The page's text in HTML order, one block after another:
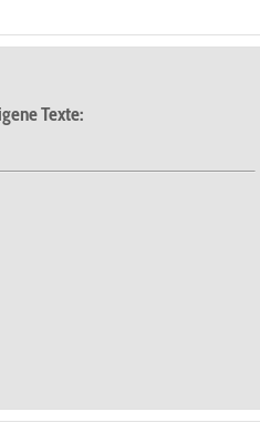
Texte: